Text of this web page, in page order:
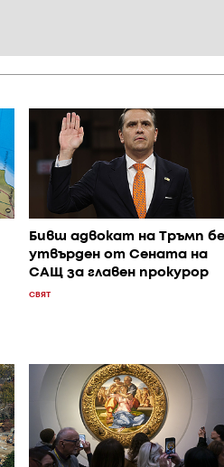
Бивш адвокат на Тръмп бе
утвърден от Сената на
САЩ за главен прокурор
СВЯТ